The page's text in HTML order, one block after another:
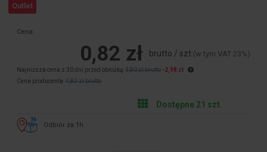
Outlet
Cena:
0,82 zł brutto / szt. (w tym VAT 23%)
Najniższa cena z 30 dni przed obniżką: 3,80 zł brutto -2,98 zł
Cena producenta: 4,83 zł brutto
Dostępne 21 szt.
Odbiór za 1h